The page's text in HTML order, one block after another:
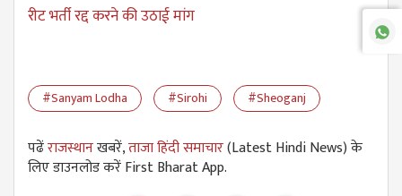
रीट भर्ती रद्द करने की उठाई मांग
#Sanyam Lodha #Sirohi #Sheoganj
पढेंराजस्थानखबरें,ताजा हिंदी समाचार(Latest Hindi News) के
लिए डाउनलोड करें First Bharat App.